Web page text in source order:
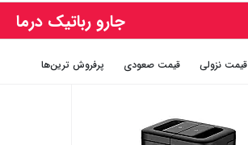
جارو رباتیک درما
قيمت نزولی قيمت صعودی پرفروش ترین‌ها